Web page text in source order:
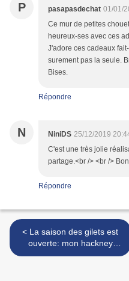
P pasapasdechat 01/01/
Ce mur de petites
heureux-ses avec ces
J'adore ces cadeaux
surement pas la seule.
Bises.
Répondre
N NiniDS 25/12/2019
C'est une très jolie
partage.<br /> <br />
Répondre
< La saison des gilets est
ouverte: mon hackney
cardigan...